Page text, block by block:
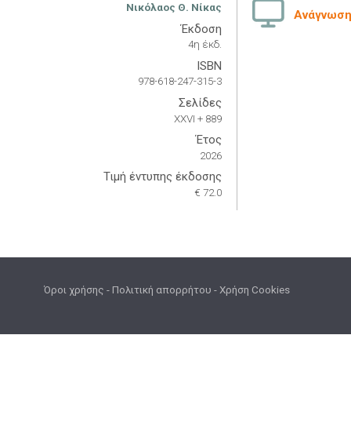
Νικόλαος Θ. Νίκας
Έκδοση
4η έκδ.
ISBN
978-618-247-315-3
Σελίδες
XXVI + 889
Έτος
2026
Τιμή έντυπης έκδοσης
€ 72.0
Όροι χρήσης -Πολιτική απορρήτου -Χρήση Cookies